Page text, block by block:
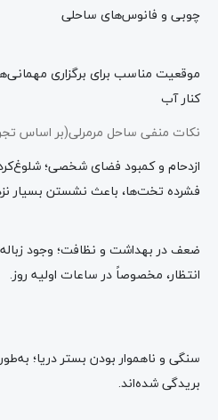
چوبی و فانوس‌های ساحلی
موقعیت مناسب برای برگزاری
کنار آب
نکات منفی ساحل مرمرلی(بر اساس
ازدحام و کمبود فضای شخصی؛
فشرده تخت‌ها، باعث نشستن بسیار
ضعف در بهداشت و نظافت؛ وجود زباله
انتظار، مخصوصاً در ساعات اولیه روز.
سنگی و ناهموار بودن بستر دریا؛
بریدگی شده‌اند.